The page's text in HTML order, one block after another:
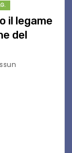
il legame
del